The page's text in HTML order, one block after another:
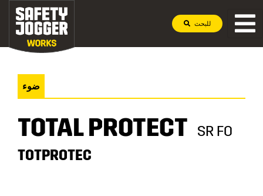
للبحث
ضوء
TOTAL PROTECT
SR FO
TOTPROTEC